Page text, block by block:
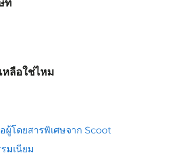
ท
หลือใช่ไหม
ผู้โดยสารพิเศษจาก Scoot
มเนียม